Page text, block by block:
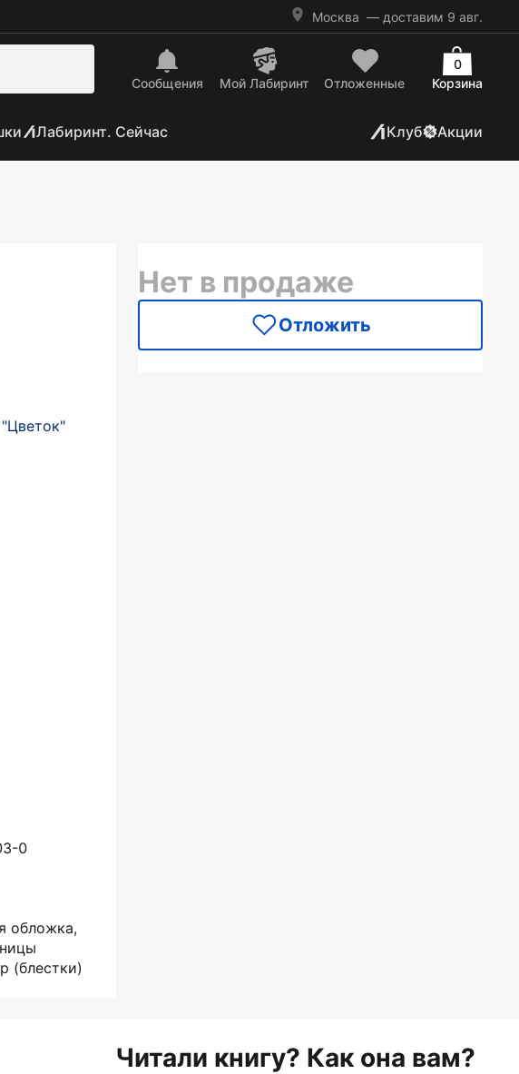
Москва — доставим 9 авг.
Сообщения Mой Лабиринт Отложенные Корзина
0
Лабиринт. Сейчас Клуб Акции
0
обложка,
(блестки)
Нет в продаже
Отложить
Читали книгу? Как она вам?